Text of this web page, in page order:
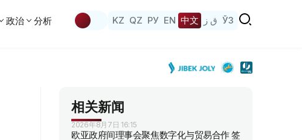
政治 分析 KZ QZ РУ EN 中文 ق ز ЎЗ
相关新闻
2026年8月7日 16:15
欧亚政府间理事会聚焦数字化与贸易合作 签